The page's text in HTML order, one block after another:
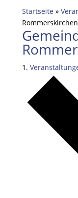
Startseite »
Rommerskirchen